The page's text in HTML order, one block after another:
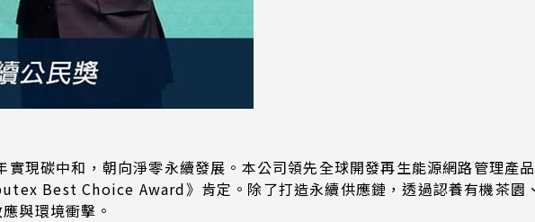
現碳中和，朝向淨零永續發展。本公司領先全球開發再生能源網路管理產
Best Choice Award》肯定。除了打造永續供應鏈，透過認養有機茶園
與環境衝擊。